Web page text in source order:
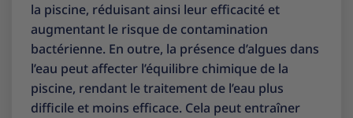
la piscine, réduisant ainsi leur efficacité et
augmentant le risque de contamination
bactérienne. En outre, la présence d’algues dans
l’eau peut affecter l’équilibre chimique de la
piscine, rendant le traitement de l’eau plus
difficile et moins efficace. Cela peut entraîner